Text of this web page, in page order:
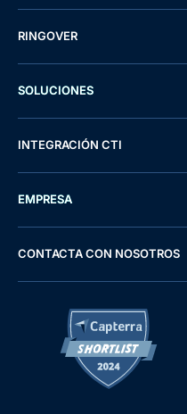
RINGOVER
SOLUCIONES
INTEGRACIÓN CTI
EMPRESA
CONTACTA CON NOSOTROS